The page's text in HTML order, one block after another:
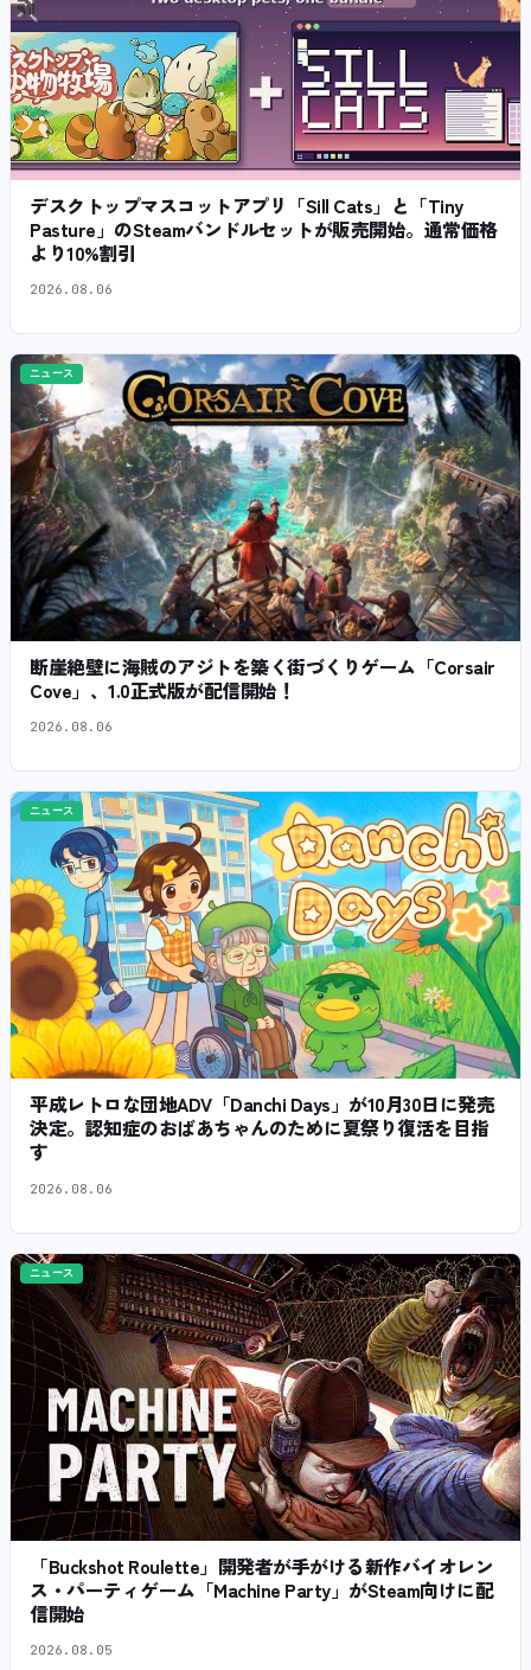
デスクトップマスコットアプリ「Sill Cats」と「Tiny
Pasture」のSteamバンドルセットが販売開始。通常価格
より10%割引
2026.08.06
ニュース
断崖絶壁に海賊のアジトを築く街づくりゲーム「Corsair
Cove」、1.0正式版が配信開始！
2026.08.06
ニュース
平成レトロな団地ADV「Danchi Days」が10月30日に発売
決定。認知症のおばあちゃんのために夏祭り復活を目指
す
2026.08.06
ニュース
「Buckshot Roulette」開発者が手がける新作バイオレン
ス・パーティゲーム「Machine Party」がSteam向けに配
信開始
2026.08.05